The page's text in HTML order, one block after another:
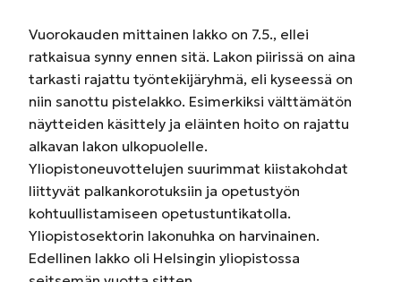
Vuorokauden mittainen lakko on 7.5., ellei
ratkaisua synny ennen sitä. Lakon piirissä on aina
tarkasti rajattu työntekijäryhmä, eli kyseessä on
niin sanottu pistelakko. Esimerkiksi välttämätön
näytteiden käsittely ja eläinten hoito on rajattu
alkavan lakon ulkopuolelle.
Yliopistoneuvottelujen suurimmat kiistakohdat
liittyvät palkankorotuksiin ja opetustyön
kohtuullistamiseen opetustuntikatolla.
Yliopistosektorin lakonuhka on harvinainen.
Edellinen lakko oli Helsingin yliopistossa